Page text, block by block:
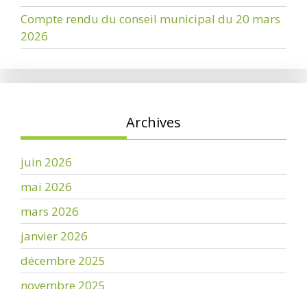
Compte rendu du conseil municipal du 20 mars
2026
Archives
juin 2026
mai 2026
mars 2026
janvier 2026
décembre 2025
novembre 2025